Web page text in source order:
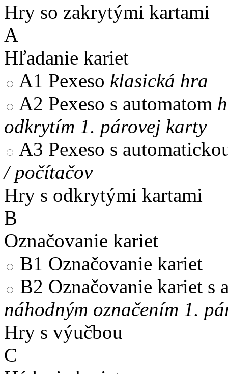
Hry so zakrytými kartami
A
Hľadanie kariet
A1 Pexeso klasická hra
A2 Pexeso s automatom
odkrytím 1. párovej karty
A3 Pexeso s
/ počítačov
Hry s odkrytými kartami
B
Označovanie kariet
B1 Označovanie kariet
B2 Označovanie kariet s
náhodným označením 1.
Hry s výučbou
C